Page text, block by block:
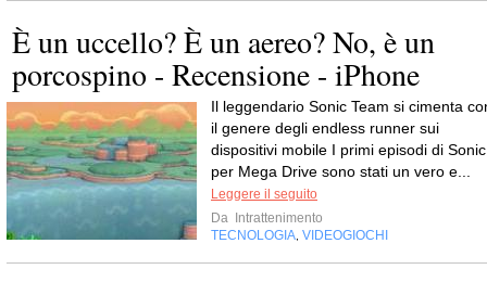
È un uccello? È un aereo? No, è un
porcospino - Recensione - iPhone
Il leggendario Sonic Team si cimenta
il genere degli endless runner sui
dispositivi mobile I primi episodi di Sonic
per Mega Drive sono stati un vero e...
Leggere il seguito
Da
Intrattenimento
TECNOLOGIA VIDEOGIOCHI